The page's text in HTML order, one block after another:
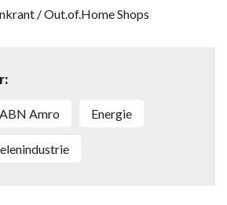
/ Out.of.Home Shops
ABN Amro energie